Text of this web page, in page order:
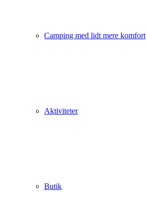
Camping med lidt mere komfort
Aktiviteter
Butik